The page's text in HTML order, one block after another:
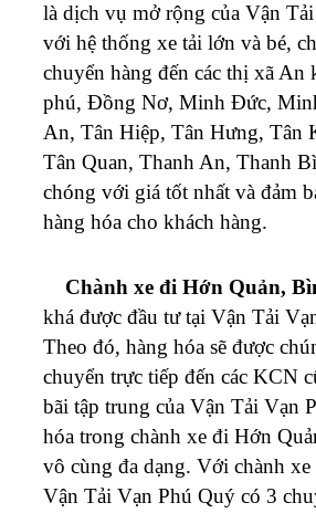
là dịch vụ mở rộng của Vận
với hệ thống xe tải lớn và bé,
chuyển hàng đến các thị xã An
phú, Đồng Nơ, Minh Đức,
An, Tân Hiệp, Tân Hưng, Tân
Tân Quan, Thanh An, Thanh
chóng với giá tốt nhất và đảm
hàng hóa cho khách hàng.
Chành xe đi Hớn Quản,
khá được đầu tư tại Vận Tải
Theo đó, hàng hóa sẽ được
chuyển trực tiếp đến các KCN
bãi tập trung của Vận Tải Vạn
hóa trong chành xe đi Hớn
vô cùng đa dạng. Với chành
Vận Tải Vạn Phú Quý có 3